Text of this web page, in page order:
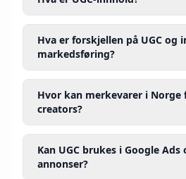
Hva er forskjellen på UGC og
markedsføring?
Hvor kan merkevarer i Norge
creators?
Kan UGC brukes i Google Ads
annonser?